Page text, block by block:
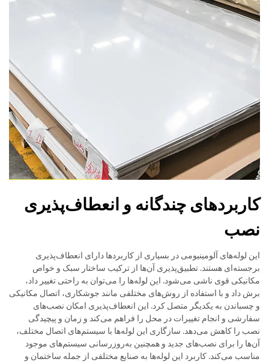
کاربردهای چندگانه و انعطاف‌پذیری
نصب
این لوله‌های آلومینیومی در بسیاری از کاربردها دارای انعطاف‌پذیری
برجسته‌ای هستند. تطبیق‌پذیری آن‌ها از ترکیب ساختار سبک و خواص
مکانیکی قوی ناشی می‌شود. این لوله‌ها را می‌توان به راحتی تغییر داد،
برش داد و با استفاده از روش‌های مختلفی مانند جوشکاری، اتصال مکانیکی
و چسباندن به یکدیگر متصل کرد. این انعطاف‌پذیری امکان نصب‌های
سفارشی و انجام تغییرات در محل را فراهم می‌کند و زمان و پیچیدگی
نصب را کاهش می‌دهد. سازگاری این لوله‌ها با سیستم‌های اتصال مختلف،
آن‌ها را برای نصب‌های جدید و همچنین به‌روزرسانی سیستم‌های موجود
مناسب می‌کند. کاربرد این لوله‌ها به صنایع مختلفی از جمله ساختمان و